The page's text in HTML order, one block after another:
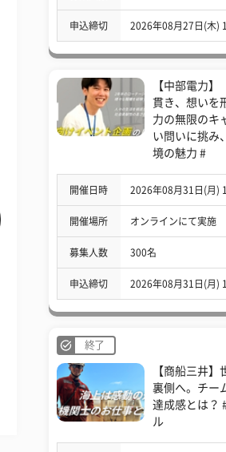
申込締切 2026年08月27日(木)
【中部電力】
貫き、想いを
力の無限のキ
い問いに挑み
境の魅力 #
開催日時 2026年08月31日(月)
開催場所 オンラインにて実施
募集人数 300名
申込締切 2026年08月31日(月)
終了
【商船三井】
裏側へ。チー
達成感とは？
ル